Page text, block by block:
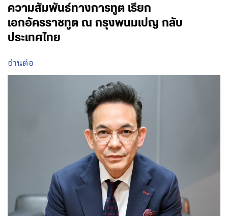
ความสัมพันธ์ทางการทูต เรียก
เอกอัครราชทูต ณ กรุงพนมเปญ กลับ
ประเทศไทย
อ่านต่อ